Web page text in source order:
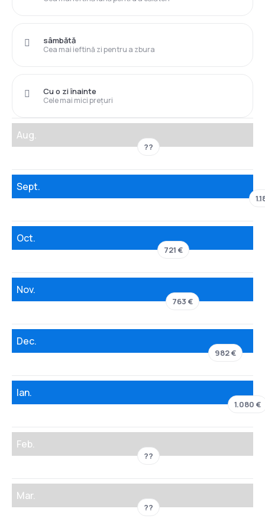
Cea mai ieftină zi pentru a zbura
sâmbătă
Cele mai mici prețuri
Cu o zi înainte
Aug.
??
Sept.
Oct.
721 €
Nov.
763 €
Dec.
982 €
Ian.
1.080 €
Feb.
??
Mar.
??